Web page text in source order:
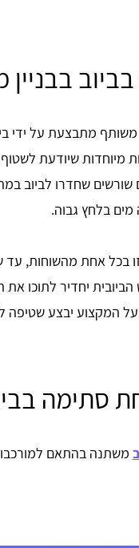
משותף מתבצעת על ידי
מיוחדות שיודעת
שחדרו לביוב
בלחץ גבוה.
בכל אחת מהשוחות, עד
יחדיר לתוכו
המקצוע יבצע שטיפה
סתימה
משתנה בהתאם